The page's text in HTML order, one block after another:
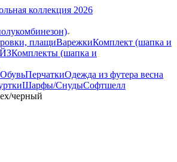
коллекция 2026
плащиВарежкиКомплект (шапка и
Комплекты (шапка и
ОбувьПерчаткиОдежда из футера весна
Шарфы/СнудыСофтшелл
черный